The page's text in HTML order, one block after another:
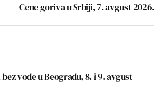
Cene goriva u Srbiji, 7. avgust 2026.
vode u Beogradu, 8. i 9. avgust